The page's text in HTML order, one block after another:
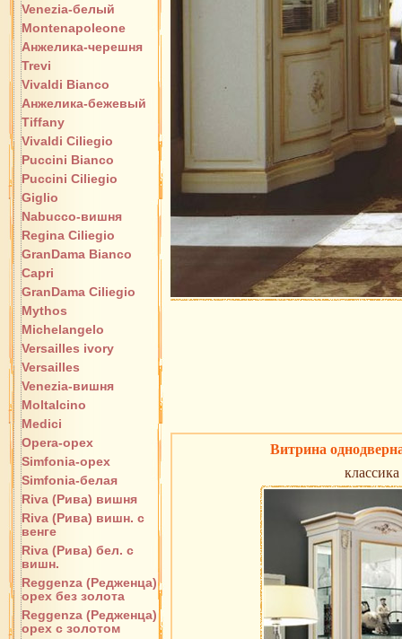
Venezia-белый
Montenapoleone
Анжелика-черешня
Trevi
Vivaldi Bianco
Анжелика-бежевый
Tiffany
Vivaldi Ciliegio
Puccini Bianco
Puccini Ciliegio
Giglio
Nabucco-вишня
Regina Ciliegio
GranDama Bianco
Capri
GranDama Ciliegio
Mythos
Michelangelo
Versailles ivory
Versailles
Venezia-вишня
Moltalcino
Medici
Opera-орех
Simfonia-орех
Simfonia-белая
Riva (Рива) вишня
Riva (Рива) вишн. с
венге
Riva (Рива) бел. с
вишн.
Reggenza (Редженца)
орех без золота
Reggenza (Редженца)
орех с золотом
Витрина
классика